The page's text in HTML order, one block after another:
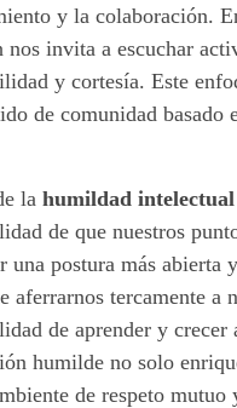
y la colaboración.
invita a escuchar
y cortesía. Este
de comunidad
la humildad intelectual
de que nuestros
postura más abierta
aferrarnos tercamente a
de aprender y
humilde no solo
de respeto